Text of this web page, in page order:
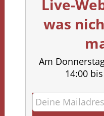
Live-
was
Am
14:00